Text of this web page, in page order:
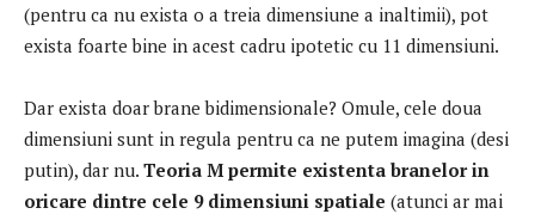
(pentru ca nu exista o a treia dimensiune a inaltimii), pot
exista foarte bine in acest cadru ipotetic cu 11 dimensiuni.
Dar exista doar brane bidimensionale? Omule, cele doua
dimensiuni sunt in regula pentru ca ne putem imagina (desi
putin), dar nu. Teoria M permite existenta branelor in
oricare dintre cele 9 dimensiuni spatiale (atunci ar mai